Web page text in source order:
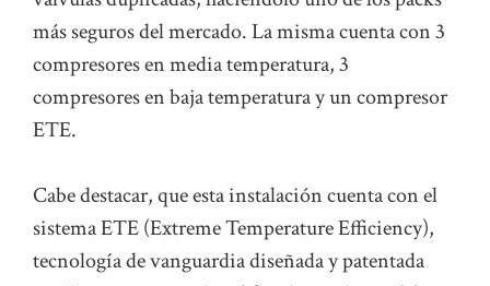
más seguros del mercado. La misma cuenta con 3
compresores en media temperatura, 3
compresores en baja temperatura y un compresor
ETE.
Cabe destacar, que esta instalación cuenta con el
sistema ETE (Extreme Temperature Efficiency),
tecnología de vanguardia diseñada y patentada